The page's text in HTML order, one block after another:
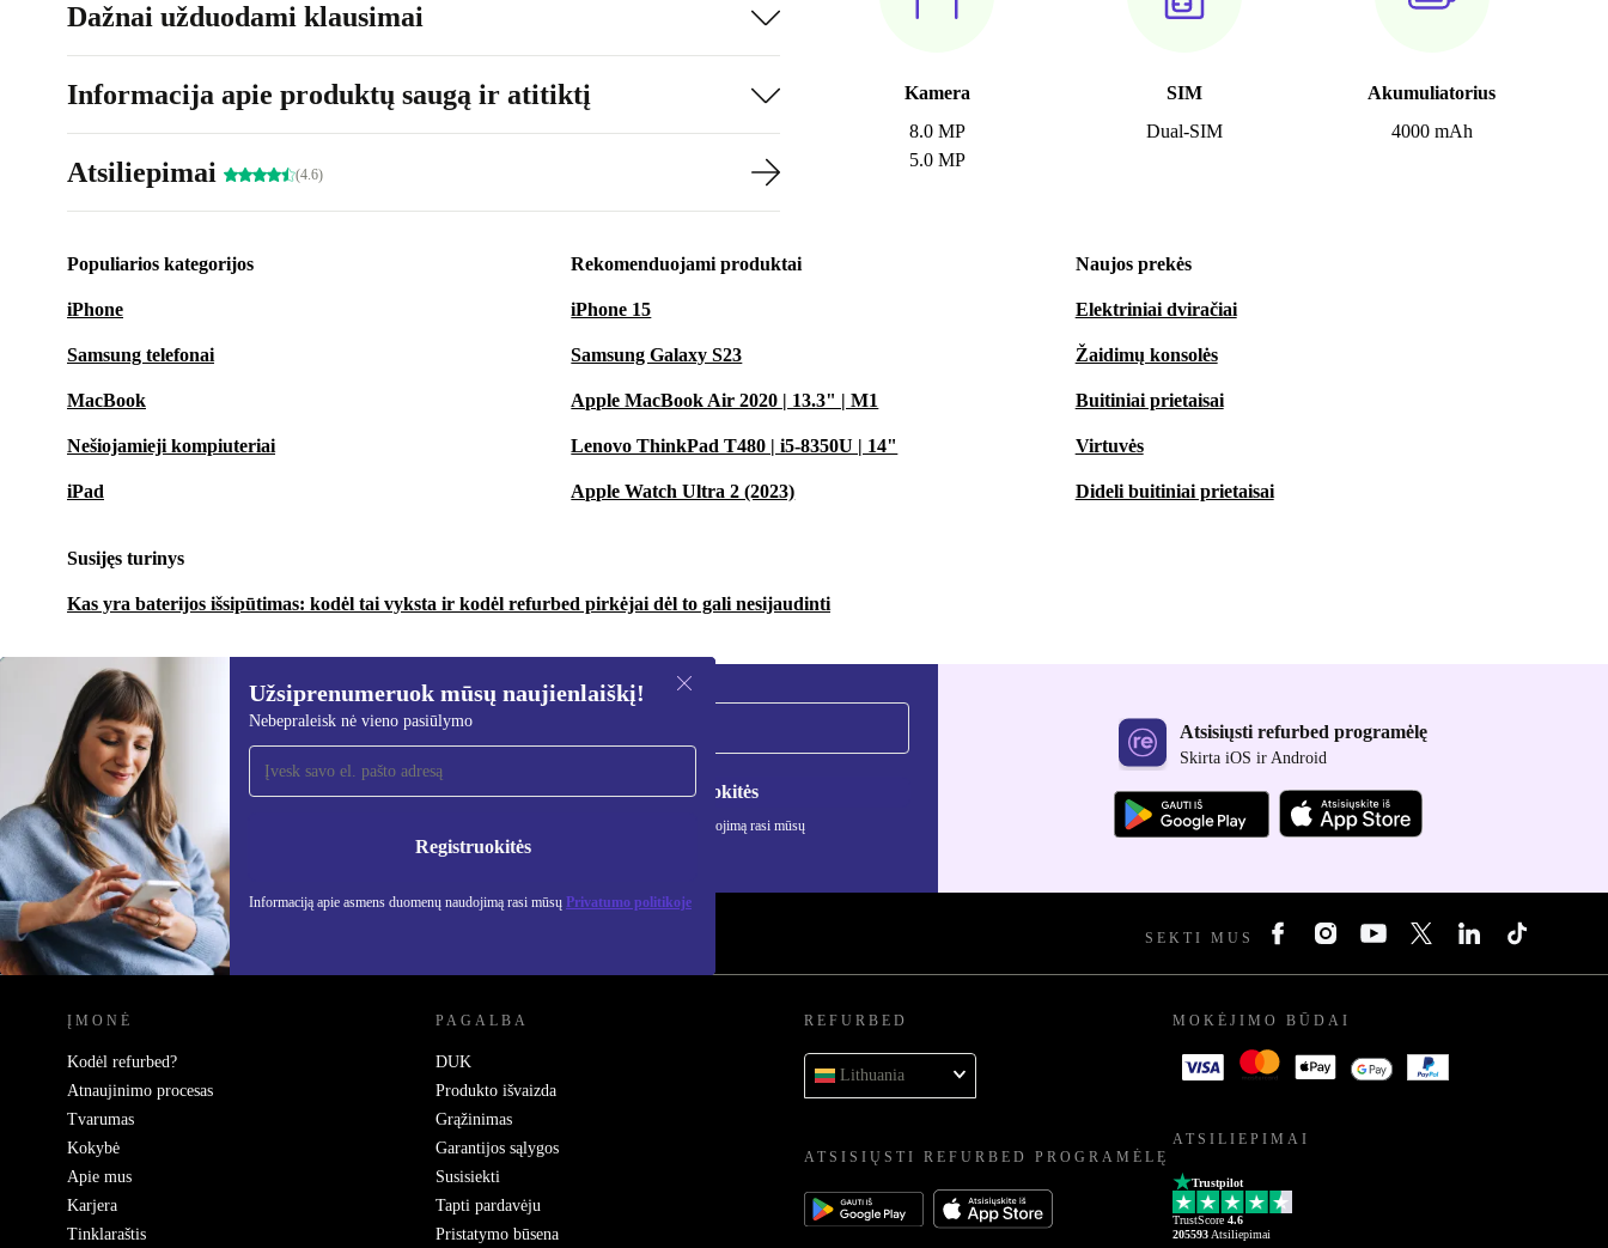
Kamera
8.0 MP
5.0 MP
SIM
Dual-SIM
Akumuliatorius
4000 mAh
Dažnai užduodami klausimai
Informacija apie produktų saugą ir atitiktį
Atsiliepimai (4.6)
Populiarios kategorijos
iPhone
Samsung telefonai
MacBook
Nešiojamieji kompiuteriai
iPad
Rekomenduojami produktai
iPhone 15
Samsung Galaxy S23
Apple MacBook Air 2020 | 13.3" | M1
Lenovo ThinkPad T480 | i5-8350U | 14"
Apple Watch Ultra 2 (2023)
Naujos prekės
Elektriniai dviračiai
Žaidimų konsolės
Buitiniai prietaisai
Virtuvės
Dideli buitiniai prietaisai
Susijęs turinys
Kas yra baterijos išsipūtimas: kodėl tai vyksta ir kodėl refurbed pirkėjai dėl to gali nesijaudinti
Užsiprenumeruok mūsų naujienlaiškį!
Nebepraleisk nė vieno pasiūlymo
Registruokitės
Informaciją apie asmens duomenų naudojimą rasi mūsų Privatumo politikoje
Užsiprenumeruok mūsų
naujienlaiškį!
Nebepraleisk nė vieno pasiūlymo.
Registruokitės
Informaciją apie asmens duomenų naudojimą rasi mūsų
Privatumo politikoje
Atsisiųsti refurbed programėlę
Skirta iOS ir Android
REFURBED LIETUVA - RETHINK NEW. SEKTI MUS
ĮMONĖ
Kodėl refurbed?
Atnaujinimo procesas
Tvarumas
Kokybė
Apie mus
Karjera
Tinklaraštis
PAGALBA
DUK
Produkto išvaizda
Grąžinimas
Garantijos sąlygos
Susisiekti
Tapti pardavėju
Pristatymo būsena
REFURBED
Lithuania
ATSISIŲSTI REFURBED PROGRAMĖLĘ
MOKĖJIMO BŪDAI
ATSILIEPIMAI
Trustpilot
TrustScore 4.6
205593 Atsiliepimai